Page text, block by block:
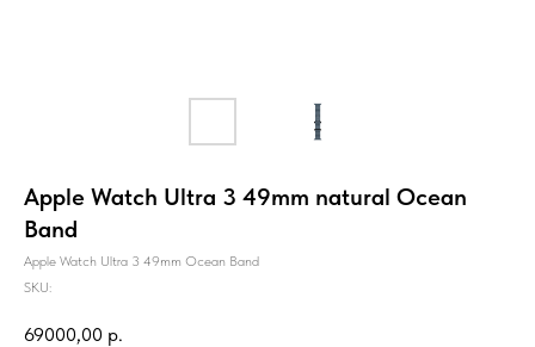
Apple Watch Ultra 3 49mm natural Ocean
Band
Apple Watch Ultra 3 49mm Ocean Band
SKU:
69000,00 р.